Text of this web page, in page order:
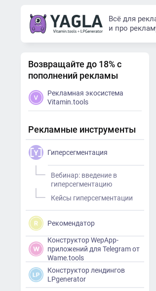
Всё для
и про
Возвращайте до 18% с
пополнений рекламы
Рекламная экосистема
Vitamin.tools
Рекламные инструменты
Гиперсегментация
Вебинар: введение в
гиперсегментацию
Кейсы гиперсегментации
Рекомендатор
Конструктор WepApp-
приложений для Telegram от
Wame.tools
Конструктор лендингов
LPgenerator